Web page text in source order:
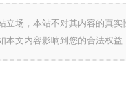
立场，本站不对其内容的真
本文内容影响到您的合法权